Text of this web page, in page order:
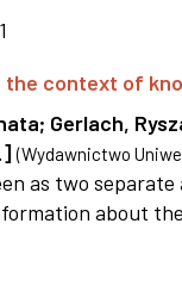
context of
; Gerlach,
(Wydawnictwo
as two
about